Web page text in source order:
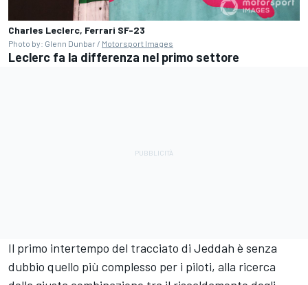
Charles Leclerc, Ferrari SF-23
Photo by: Glenn Dunbar / Motorsport Images
Leclerc fa la differenza nel primo settore
Il primo intertempo del tracciato di Jeddah è senza
dubbio quello più complesso per i piloti, alla ricerca